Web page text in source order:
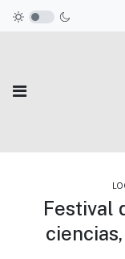
Festival